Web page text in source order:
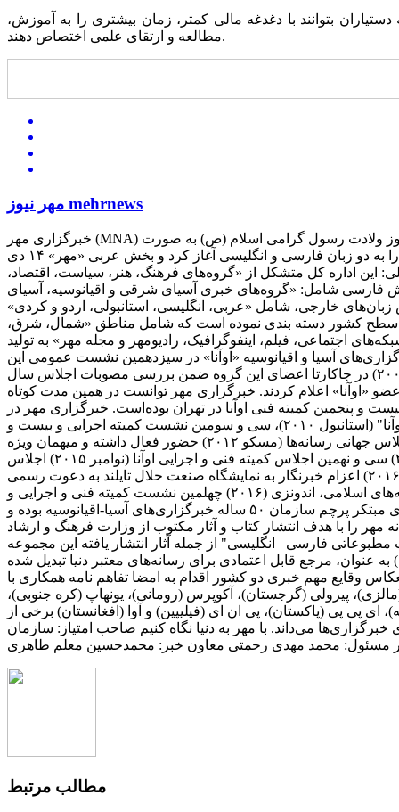
بتوانند با دغدغه مالی کمتر، زمان بیشتری را به آموزش،
مطالعه و ارتقای علمی اختصاص دهند.
مهر نیوز mehrnews
خبرگزاری مهر (MNA) از هجدهم اسفندماه سال ۸۱ فعالیت آزمایشی خود را آغاز کرده و پس از آن در ۲۹ اردیبهشت ماه سال ۸۲. متقارن با ۱۷ ربیع‌الاول، سالروز ولادت رسول گرامی اسلام (ص) به صورت
آزمایشی بر روی شبکه اینترنت قرار گرفت. این خبرگزاری سوم تیرماه سال ۱۳۸۲ همزمان با روز اطلاع رسانی دینی فعالیت رسمی خود را به دو زبان فارسی و انگلیسی آغاز کرد و بخش عربی «مهر» ۱۴ دی
اختر آسمان امامت و ولایت فعالیت خود را در پیش گرفت. ۱) اداره کل اخبار داخلی: این اداره کل متشکل از «گروه‌های فرهنگ، هنر، سیاست، اقتصاد،
خارجی: اداره اخبار خارجی مهر در دو بخش فارسی شامل: «گروه‌های خبری آسیای شرقی و اقیانوسیه، آسیای
زبان‌های خارجی، شامل «عربی، انگلیسی، استانبولی، اردو و کردی»
مهر با دارا بودن دفتر خبری در تمامی استان‌ها، اخبار استانی را در ۵ گروه منطقه‌ای در سطح کشور دسته بندی نموده است که شامل مناطق «شمال، شرق،
«شبکه‌های اجتماعی، فیلم، اینفوگرافیک، رادیومهر و مجله مهر» به تولید
سال ۲۰۰۷ به عنوان چهلمین عضو رسمی اتحادیه خبرگزاری‌های آسیا و اقیانوسیه «اوآنا» در سیزدهمین نشست عمومی این
اتحادیه پذیرفته شد. بعد از برگزاری بیست و نهمین نشست کمیته اجرایی اتحادیه خبرگزاری‌های آسیا و اقیانوسیه آذر ماه سال ۱۳۸۶ (۲۰۰۷) در جاکارتا اعضای این گروه ضمن بررسی مصوبات اجلاس سال
عضو «اوآنا» اعلام کردند. خبرگزاری مهر توانست در همین مدت کوتاه
میزبان سی و یکمین نشست کمیته اجرایی و بیست و پنجمین کمیته فنی اوآنا در تهران بوده‌است. خبرگزاری مهر در
کنفرانس‌های مهم بین‌لمللی همچون: المپیک رسانه‌ها (چین ۲۰۰۹)، نشست سران اوآنا (کره جنوبی ۲۰۱۰)، چهاردهمین مجمع عمومی "اوآنا" (استانبول ۲۰۱۰)، سی و سومین نشست کمیته اجرایی و بیست و
هفتمین نشست گروه فنی خبری اوآنا (مغولستان، اولانباتور ۲۰۱۱)، جشن پنجاهمین سال تأسیس اوآنا (بانکوک، تایلند ۲۰۱۲) دومین اجلاس جهانی رسانه‌ها (مسکو ۲۰۱۲) حضور فعال داشته و میهمان ویژه
سومین کنگره جهانی خبرگزاری‌ها (بوینس آیرس، آرژانتین ۲۰۱۰) بوده است. سی و هشتمین اجلاس کمیته فنی و اجرایی اوآنا (فوریه ۲۰۱۵) سی و نهمین اجلاس کمیته فنی و اجرایی اوآنا (نوامبر ۲۰۱۵) اجلاس
جهانی اقتصادی قزاقستان (۲۰۱۶) اجلاس جهانی رسانه‌ای اقتصادی سن پترزبورگ، روسیه (۲۰۱۶) اجلاس رسانه‌ای جاده ابریشم چین (۲۰۱۶) اعزام خبرنگار به نمایشگاه صنعت حلال تایلند به دعوت رسمی
دولت تایلند (۲۰۱۶) اعزام خبرنگار به دوره آموزشی خبرگزاری اسپوتنیک روسیه به دعوت رسمی خبرگزاری (۲۰۱۶) کنفرانس رسانه‌های اسلامی، اندونزی (۲۰۱۶) چهلمین نشست کمیته فنی و اجرایی و
شانزدهمین اجلاس مجمع عمومی اوآنا، آذربایجان (نوامبر ۲۰۱۶) پنجمین کنگره جهانی خبرگزاری‌ها، آذربایجان (نوامبر ۲۰۱۶) این خبرگزاری مبتکر پرچم سازمان ۵۰ ساله خبرگزاری‌های آسیا-اقیانوسیه بوده و
بوده است. انتشارات رسانه مهر خبرگزاری مهر در سال ۱۳۹۰ مجوز انتشارات رسانه مهر را با هدف انتشار کتاب و آثار مکتوب از وزارت فرهنگ و ارشاد
فارسی –انگلیسی" از جمله آثار انتشار یافته این مجموعه
(فارسی، عربی، انگلیسی، ترکی، اردو، کردی) به عنوان، مرجع قابل اعتمادی برای رسانه‌های معتبر دنیا تبدیل شده
وقایع مهم خبری دو کشور اقدام به امضا تفاهم نامه همکاری با
پیرولی (گرجستان)، آکوپرس (رومانی)، یونهاپ (کره جنوبی)،
ای پی پی (پاکستان)، پی ان ای (فیلیپین) و آوا (افغانستان) برخی از
می‌داند. با مهر به دنیا نگاه کنیم صاحب امتیاز: سازمان
مسئول: محمد مهدی رحمتی معاون خبر: محمدحسین معلم طاهری
مطالب مرتبط